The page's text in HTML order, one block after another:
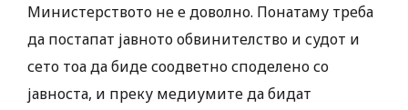
Министерството не е доволно. Понатаму треба
да постапат јавното обвинителство и судот и
сето тоа да биде соодветно споделено со
јавноста, и преку медиумите да бидат